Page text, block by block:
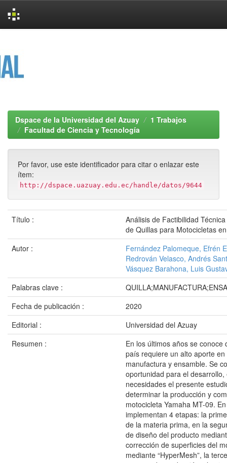
Dspace de la Universidad del Azuay
1 Trabajos
Facultad de Ciencia y Tecnología
Por favor, use este identificador para citar o enlazar este
ítem:
http://dspace.uazuay.edu.ec/handle/datos/9644
Título :
Análisis de Factibilidad
de Quillas para Motocicletas
Autor :
Fernández Palomeque, Efrén
Redrován Velasco, Andrés
Vásquez Barahona, Luis
Palabras clave :
Fecha de publicación :
2020
Editorial :
Universidad del Azuay
Resumen :
En los últimos años se
país requiere un alto aporte
manufactura y ensamble. Se
oportunidad para el
necesidades el presente
determinar la producción y
motocicleta Yamaha MT-09.
implementan 4 etapas: la
de la materia prima, en la
de diseño del producto
corrección de superficies del
mediante “HyperMesh”, la